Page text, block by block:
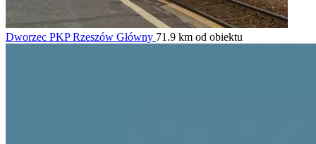
Dworzec PKP Rzeszów Główny 71.9 km od obiektu